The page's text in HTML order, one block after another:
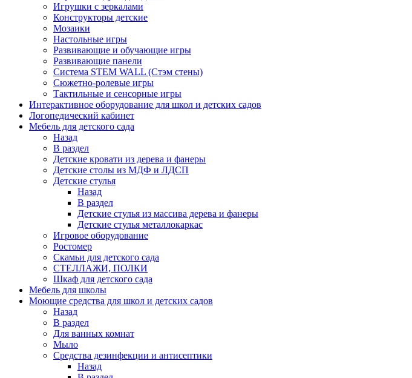
Игрушки с зеркалами
Конструкторы детские
Мозаики
Настольные игры
Развивающие и обучающие игры
Развивающие панели
Система STEM WALL (Cтэм стены)
Сюжетно-ролевые игры
Тактильные и сенсорные игры
Интерактивное оборудование для школ и детских садов
Логопедический кабинет
Мебель для детского сада
Назад
В раздел
Детские кровати из дерева и фанеры
Детские столы из МДФ и ЛДСП
Детские стулья
Назад
В раздел
Детские стулья из массива дерева и фанеры
Детские стулья металлокаркас
Игровое оборудование
Ростомер
Скамьи для детского сада
СТЕЛЛАЖИ, ПОЛКИ
Шкаф для детского сада
Мебель для школы
Моющие средства для школ и детских садов
Назад
В раздел
Для ванных комнат
Мыло
Средства дезинфекции и антисептики
Назад